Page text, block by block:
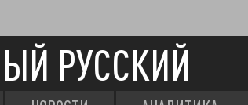
РУССКИЙ